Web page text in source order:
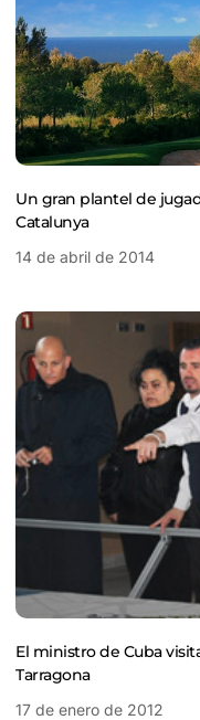
Un gran plantel de
Catalunya
14 de abril de 2014
El ministro de Cuba
Tarragona
17 de enero de 2012